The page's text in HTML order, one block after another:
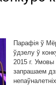
Парафія ў
ўдзелу ў
2015 г. Умовы
запрашаем